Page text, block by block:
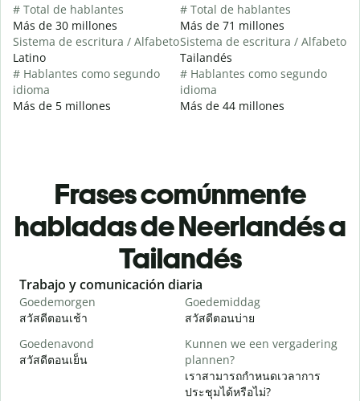
# Total de hablantes
Más de 30 millones
Sistema de escritura / Alfabeto
Latino
# Hablantes como segundo
idioma
Más de 5 millones
# Total de hablantes
Más de 71 millones
Sistema de escritura / Alfabeto
Tailandés
# Hablantes como segundo
idioma
Más de 44 millones
Frases comúnmente
habladas de Neerlandés a
Tailandés
Slide 1 of 6
Trabajo y comunicación diaria
Goedemorgen
สวัสดีตอนเช้า
Goedemiddag
สวัสดีตอนบ่าย
Goedenavond
สวัสดีตอนเย็น
Kunnen we een vergadering
plannen?
เราสามารถกำหนดเวลาการ
ประชุมได้หรือไม่?